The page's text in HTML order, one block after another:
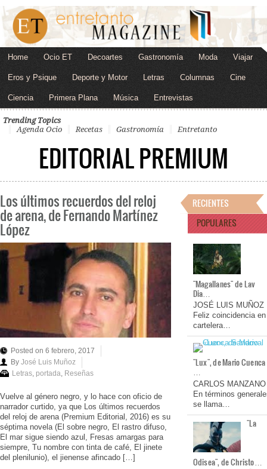
Home Ocio ET Decoartes Gastronomía Moda Viajar
Eros y Psique Deporte y Motor Letras Columnas Cine
Ciencia Primera Plana Música Entrevistas
Trending Topics
Agenda Ocio
Recetas Gastronomía Entretanto
EDITORIAL PREMIUM
Los últimos recuerdos del reloj
de arena, de Fernando Martínez
López
Posted on 6 febrero, 2017
By José Luis Muñoz
Letras, portada, Reseñas
Vuelve al género negro, y lo hace con oficio de
narrador curtido, ya que Los últimos recuerdos
del reloj de arena (Premium Editorial, 2016) es su
séptima novela (El sobre negro, El rastro difuso,
El mar sigue siendo azul, Fresas amargas para
siempre, Tu nombre con tinta de café, El jinete
del plenilunio), el jienense afincado […]
RECIENTES
POPULARES
"Magallanes" de Lav
Dia…
JOSÉ LUIS MUÑOZ
Feliz coincidencia en
cartelera…
"Lux", de Mario Cuenca
…
CARLOS MANZANO
En términos
se llama…
"La
Odisea", de Christo…